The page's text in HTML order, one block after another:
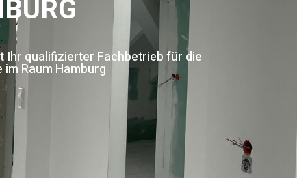
Ihr qualifizierter Fachbetrieb für die
Raum Hamburg